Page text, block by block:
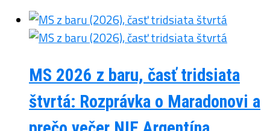
MS 2026 z baru, časť tridsiata
štvrtá: Rozprávka o Maradonovi a